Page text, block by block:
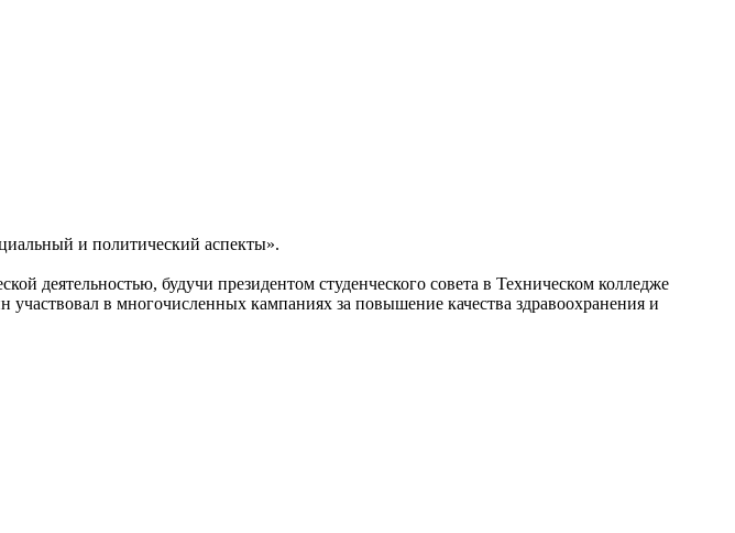
и политический аспекты».
деятельностью, будучи президентом студенческого совета в Техническом колледже
в многочисленных кампаниях за повышение качества здравоохранения и